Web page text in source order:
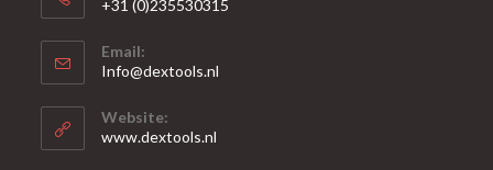
+31 (0)235530315
in
je
toepassing
Email:
Info@dextools.nl
Website:
www.dextools.nl